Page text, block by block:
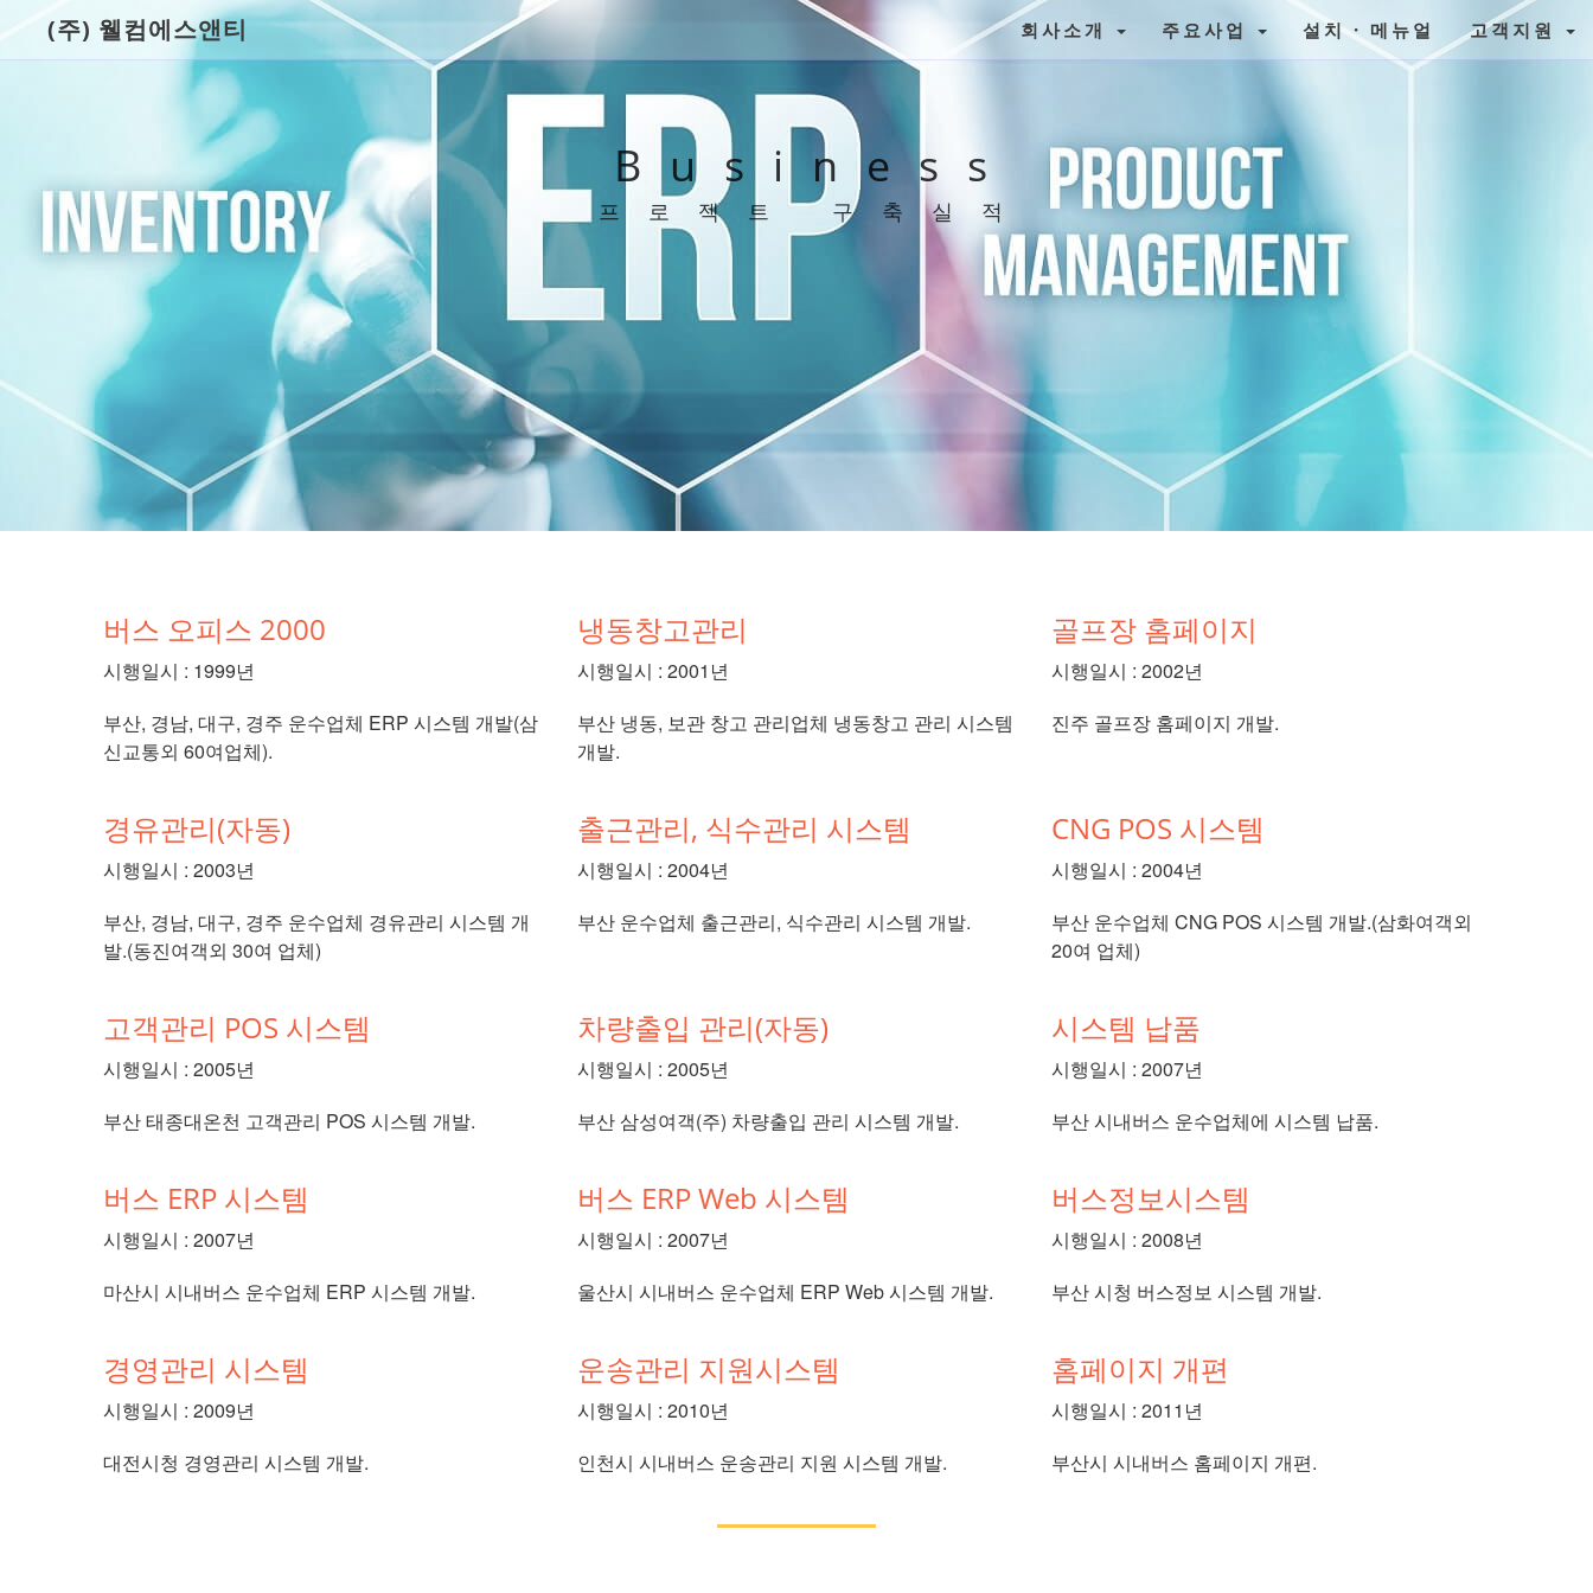
(주) 웰컴에스앤티 회사소개 주요사업 설치 · 메뉴얼 고객지원
Business
프로젝트 구축실적
버스 오피스 2000
시행일시 : 1999년
부산, 경남, 대구, 경주 운수업체 ERP 시스템 개발(삼
신교통외 60여업체).
냉동창고관리
시행일시 : 2001년
부산 냉동, 보관 창고 관리업체 냉동창고 관리 시스템
개발.
골프장 홈페이지
시행일시 : 2002년
진주 골프장 홈페이지 개발.
경유관리(자동)
시행일시 : 2003년
부산, 경남, 대구, 경주 운수업체 경유관리 시스템 개
발.(동진여객외 30여 업체)
출근관리, 식수관리 시스템
시행일시 : 2004년
부산 운수업체 출근관리, 식수관리 시스템 개발.
CNG POS 시스템
시행일시 : 2004년
부산 운수업체 CNG POS 시스템 개발.(삼화여객외
20여 업체)
고객관리 POS 시스템
시행일시 : 2005년
부산 태종대온천 고객관리 POS 시스템 개발.
차량출입 관리(자동)
시행일시 : 2005년
부산 삼성여객(주) 차량출입 관리 시스템 개발.
시스템 납품
시행일시 : 2007년
부산 시내버스 운수업체에 시스템 납품.
버스 ERP 시스템
시행일시 : 2007년
마산시 시내버스 운수업체 ERP 시스템 개발.
버스 ERP Web 시스템
시행일시 : 2007년
울산시 시내버스 운수업체 ERP Web 시스템 개발.
버스정보시스템
시행일시 : 2008년
부산 시청 버스정보 시스템 개발.
경영관리 시스템
시행일시 : 2009년
대전시청 경영관리 시스템 개발.
운송관리 지원시스템
시행일시 : 2010년
인천시 시내버스 운송관리 지원 시스템 개발.
홈페이지 개편
시행일시 : 2011년
부산시 시내버스 홈페이지 개편.